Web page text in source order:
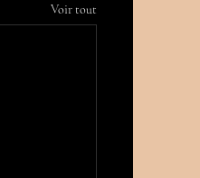
Voir tout